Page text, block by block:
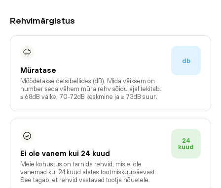
Rehvimärgistus
Müratase
Mõõdetakse detsibellides (dB). Mida väiksem on
number seda vähem müra rehv sõidu ajal tekitab.
≤ 68dB väike, 70-72dB keskmine ja ≥ 73dB suur.
db
Ei ole vanem kui 24 kuud
Meie kohustus on tarnida rehvid, mis ei ole
vanemad kui 24 kuud alates tootmiskuupäevast.
See tagab, et rehvid vastavad tootja nõuetele.
24
kuud